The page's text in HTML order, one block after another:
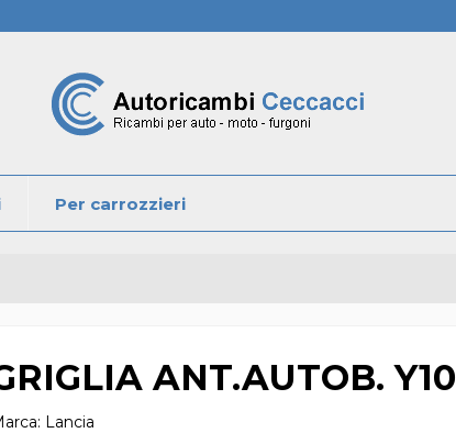
Per carrozzieri
ANT.AUTOB. Y10
Lancia